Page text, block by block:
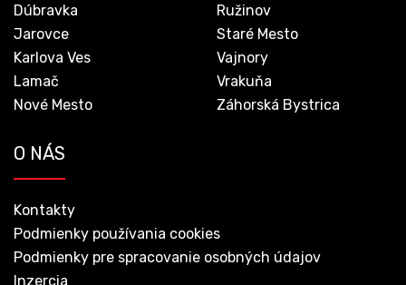
Dúbravka
Jarovce
Karlova Ves
Lamač
Nové Mesto
Ružinov
Staré Mesto
Vajnory
Vrakuňa
Záhorská Bystrica
O NÁS
Kontakty
Podmienky používania cookies
Podmienky pre spracovanie osobných údajov
Inzercia